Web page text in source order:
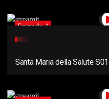
Epizoda 4
Santa Maria della Salute